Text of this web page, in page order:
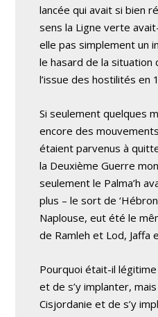
lancée qui avait si bien
sens la Ligne verte
elle pas simplement un
le hasard de la situation
l’issue des hostilités en
Si seulement quelques
encore des
étaient parvenus à
la Deuxième Guerre
seulement le Palma’h
plus – le sort de
Naplouse, eut été le
de Ramleh et Lod, Jaffa
Pourquoi était-il
et de s’y implanter,
Cisjordanie et de s’y